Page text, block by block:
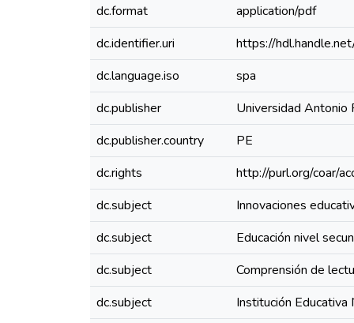
dc.format
application/pdf
dc.identifier.uri
https://
dc.language.iso
spa
dc.publisher
Universidad Antonio
dc.publisher.country
PE
dc.rights
http://purl.org/coar/
dc.subject
Innovaciones
dc.subject
Educación nivel
dc.subject
Comprensión de
dc.subject
Institución